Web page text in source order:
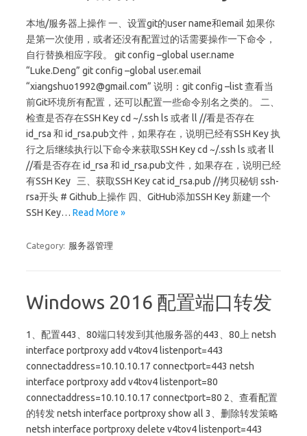
本地/服务器上操作 一、设置git的user name和email 如果你
是第一次使用，或者还没有配置过的话需要操作一下命令，
自行替换相应字段。 git config –global user.name
“Luke.Deng” git config –global user.email
“xiangshuo1992@gmail.com” 说明：git config –list 查看当
前Git环境所有配置，还可以配置一些命令别名之类的。 二、
检查是否存在SSH Key cd ~/.ssh ls 或者 ll //看是否存在
id_rsa 和 id_rsa.pub文件，如果存在，说明已经有SSH Key 执
行之后继续执行以下命令来获取SSH Key cd ~/.ssh ls 或者 ll
//看是否存在 id_rsa 和 id_rsa.pub文件，如果存在，说明已经
有SSH Key 三、获取SSH Key cat id_rsa.pub //拷贝秘钥 ssh-
rsa开头 # Github上操作 四、GitHub添加SSH Key 新建一个
SSH Key… Read More »
Category: 服务器管理
Windows 2016 配置端口转发
1、配置443、80端口转发到其他服务器的443、80上 netsh
interface portproxy add v4tov4 listenport=443
connectaddress=10.10.10.17 connectport=443 netsh
interface portproxy add v4tov4 listenport=80
connectaddress=10.10.10.17 connectport=80 2、查看配置
的转发 netsh interface portproxy show all 3、删除转发策略
netsh interface portproxy delete v4tov4 listenport=443